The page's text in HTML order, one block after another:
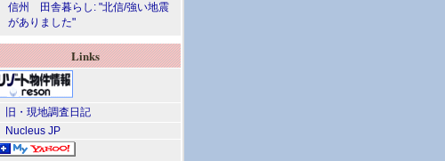
信州 田舎暮らし: "北信/強い地震
がありました"
Links
旧・現地調査日記
Nucleus JP